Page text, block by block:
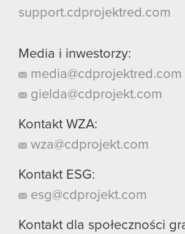
support.cdprojektred.com
Media i inwestorzy:
media@cdprojektred.com
gielda@cdprojekt.com
Kontakt WZA:
wza@cdprojekt.com
Kontakt ESG:
esg@cdprojekt.com
Kontakt dla społeczności